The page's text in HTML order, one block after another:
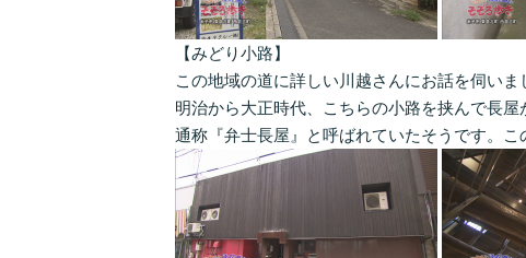
【みどり小路】
この地域の道に詳しい川越さんにお話を伺いま
明治から大正時代、こちらの小路を挟んで長
通称『弁士長屋』と呼ばれていたそうです。